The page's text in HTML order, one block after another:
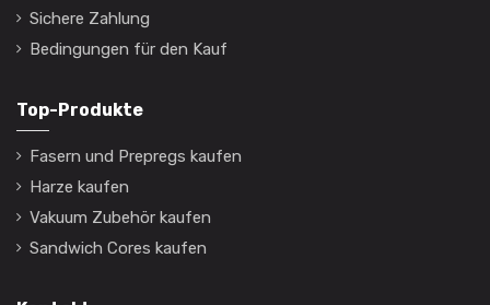
Sichere Zahlung
Bedingungen für den Kauf
Top-Produkte
Fasern und Prepregs kaufen
Harze kaufen
Vakuum Zubehör kaufen
Sandwich Cores kaufen